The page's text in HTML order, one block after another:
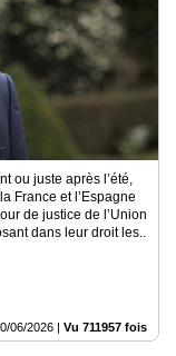
ou juste après l’été,
France et l’Espagne
de justice de l’Union
dans leur droit les..
06/2026 | Vu 711957 fois